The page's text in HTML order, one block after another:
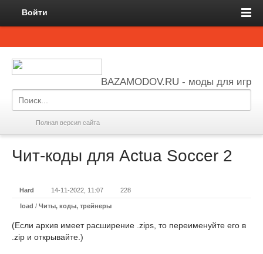
Войти
BAZAMODOV.RU - моды для игр
Полная версия сайта
Чит-коды для Actua Soccer 2
Hard 14-11-2022, 11:07 228
load / Читы, коды, трейнеры
(Если архив имеет расширение .zips, то переименуйте его в
.zip и открывайте.)